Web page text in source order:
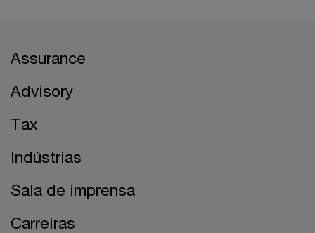
Assurance
Advisory
Tax
Indústrias
Sala de imprensa
Carreiras